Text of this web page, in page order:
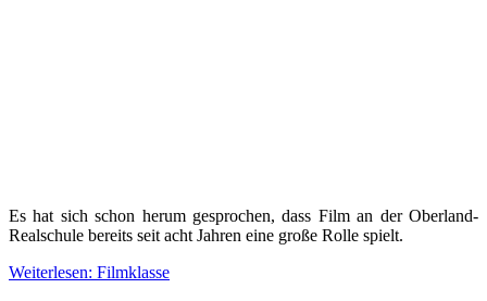
Es hat sich schon herum gesprochen, dass Film an der Oberland-
Realschule bereits seit acht Jahren eine große Rolle spielt.
Weiterlesen: Filmklasse